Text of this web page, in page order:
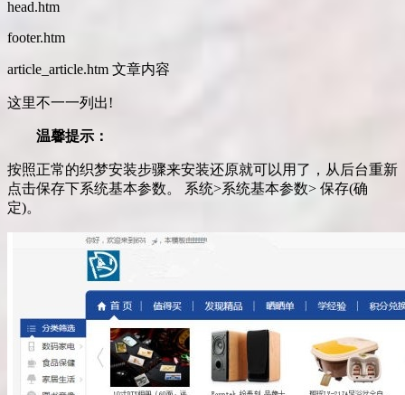
head.htm
footer.htm
article_article.htm 文章内容
这里不一一列出!
温馨提示：
按照正常的织梦安装步骤来安装还原就可以用了，从后台重新
点击保存下系统基本参数。 系统>系统基本参数> 保存(确
定)。